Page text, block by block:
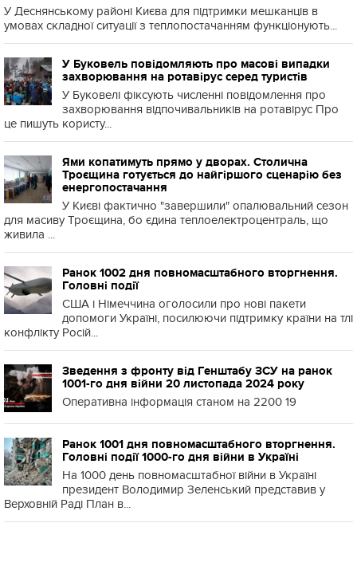
У Деснянському районі Києва для підтримки мешканців в
умовах складної ситуації з теплопостачанням функціонують...
У Буковель повідомляють про масові випадки
захворювання на ротавірус серед туристів
У Буковелі фіксують численні повідомлення про
захворювання відпочивальників на ротавірус Про
це пишуть користу...
Ями копатимуть прямо у дворах. Столична
Троєщина готується до найгіршого сценарію без
енергопостачання
У Києві фактично "завершили" опалювальний сезон
для масиву Троєщина, бо єдина теплоелектроцентраль, що
живила ...
Ранок 1002 дня повномасштабного вторгнення.
Головні події
США і Німеччина оголосили про нові пакети
допомоги Україні, посилюючи підтримку країни на тлі
конфлікту Росій...
Зведення з фронту від Генштабу ЗСУ на ранок
1001-го дня війни 20 листопада 2024 року
Оперативна інформація станом на 2200 19
Ранок 1001 дня повномасштабного вторгнення.
Головні події 1000-го дня війни в Україні
На 1000 день повномасштабної війни в Україні
президент Володимир Зеленський представив у
Верховній Раді План в...